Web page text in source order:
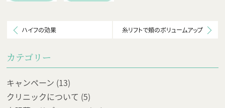
ハイフの効果 糸リフトで頬のボリュームアップ
カテゴリー
キャンペーン (13)
クリニックについて (5)